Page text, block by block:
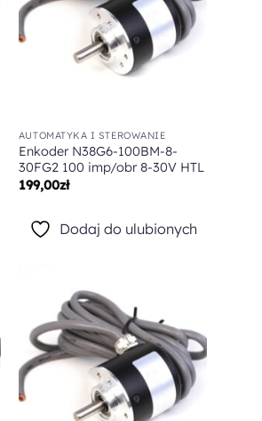
AUTOMATYKA I STEROWANIE
Enkoder N38G6-100BM-8-
30FG2 100 imp/obr 8-30V HTL
199,00zł
Dodaj do ulubionych
ulubionych